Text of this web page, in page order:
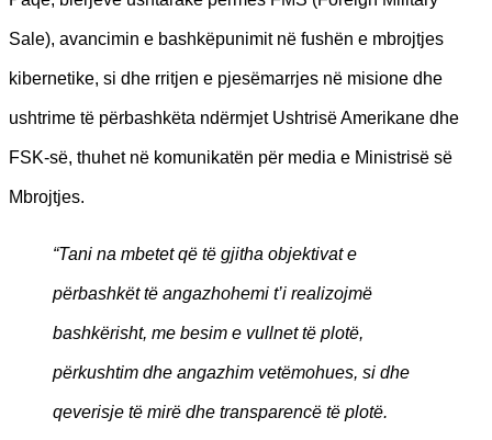
Sale), avancimin e bashkëpunimit në fushën e mbrojtjes
kibernetike, si dhe rritjen e pjesëmarrjes në misione dhe
ushtrime të përbashkëta ndërmjet Ushtrisë Amerikane dhe
FSK-së, thuhet në komunikatën për media e Ministrisë së
Mbrojtjes.
“Tani na mbetet që të gjitha objektivat e
përbashkët të angazhohemi t’i realizojmë
bashkërisht, me besim e vullnet të plotë,
përkushtim dhe angazhim vetëmohues, si dhe
qeverisje të mirë dhe transparencë të plotë.